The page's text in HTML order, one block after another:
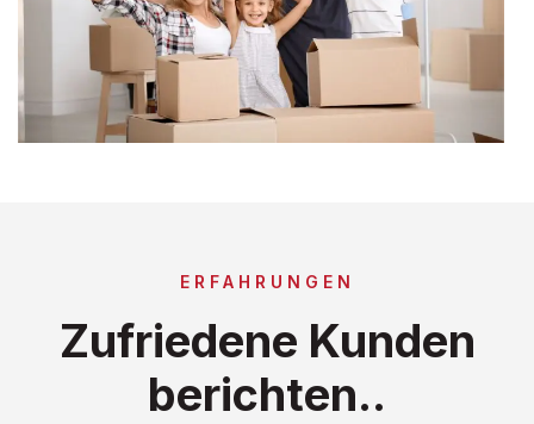
ERFAHRUNGEN
Zufriedene Kunden
berichten..